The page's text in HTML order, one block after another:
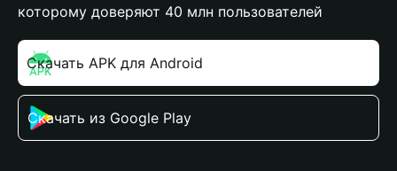
которому доверяют 40 млн пользователей
Скачать APK для Android
Скачать из Google Play